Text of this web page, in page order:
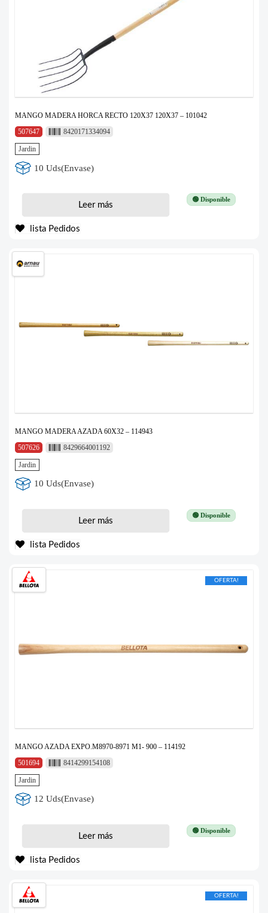
MANGO MADERA HORCA RECTO 120X37 120X37 – 101042
507647
8420171334094
Jardin
10 Uds(Envase)
🟢 Disponible
Leer más
lista Pedidos
MANGO MADERA AZADA 60X32 – 114943
507626
8429664001192
Jardin
10 Uds(Envase)
🟢 Disponible
Leer más
lista Pedidos
OFERTA!
MANGO AZADA EXPO.M8970-8971 M1- 900 – 114192
501694
8414299154108
Jardin
12 Uds(Envase)
🟢 Disponible
Leer más
lista Pedidos
OFERTA!